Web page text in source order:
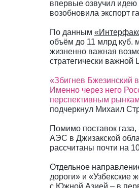
впервые озвучил идею
возобновила экспорт
По данным
объём до 11 млрд куб.
жизненно важная
стратегически важной
«Збигнев Бжезинский
Именно через него
перспективным
подчеркнул Михаил
Помимо поставок газа,
АЭС в Джизакской
рассчитаны почти на
Отдельное
дороги» и «Узбекские
с Южной Азией – в